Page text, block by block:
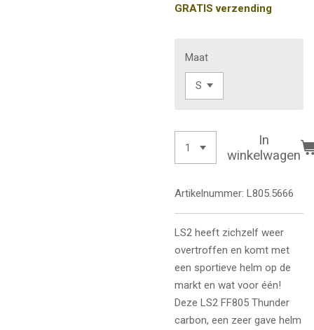
GRATIS verzending
Maat
In
winkelwagen
Artikelnummer: L805.5666
LS2 heeft zichzelf weer
overtroffen en komt met
een sportieve helm op de
markt en wat voor één!
Deze LS2 FF805 Thunder
carbon, een zeer gave helm